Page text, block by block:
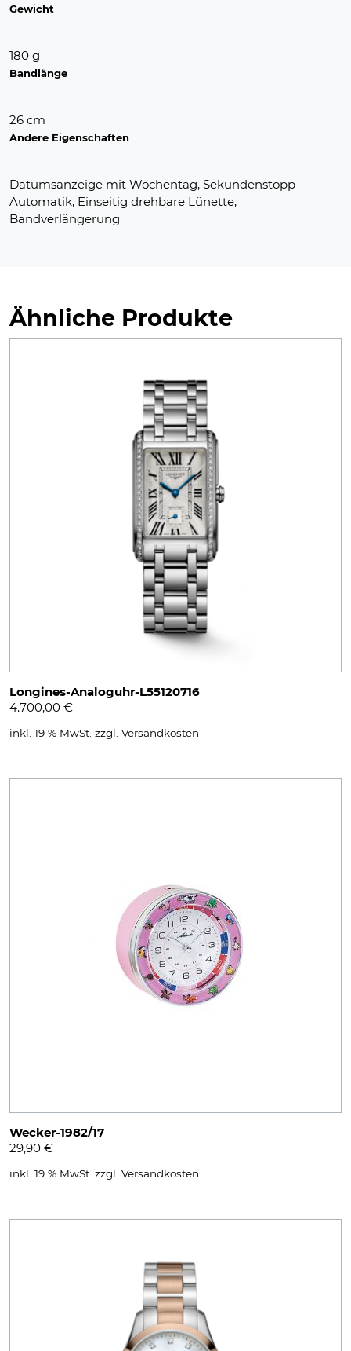
Gewicht
180 g
Bandlänge
26 cm
Andere Eigenschaften
Datumsanzeige mit Wochentag, Sekundenstopp
Automatik, Einseitig drehbare Lünette,
Bandverlängerung
Ähnliche Produkte
Longines-Analoguhr-L55120716
4.700,00 €
inkl. 19 % MwSt. zzgl. Versandkosten
Wecker-1982/17
29,90 €
inkl. 19 % MwSt. zzgl. Versandkosten